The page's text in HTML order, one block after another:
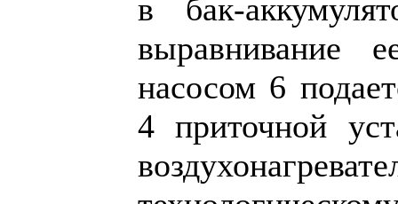
в бак-
выравнивание
насосом 6
4 приточной